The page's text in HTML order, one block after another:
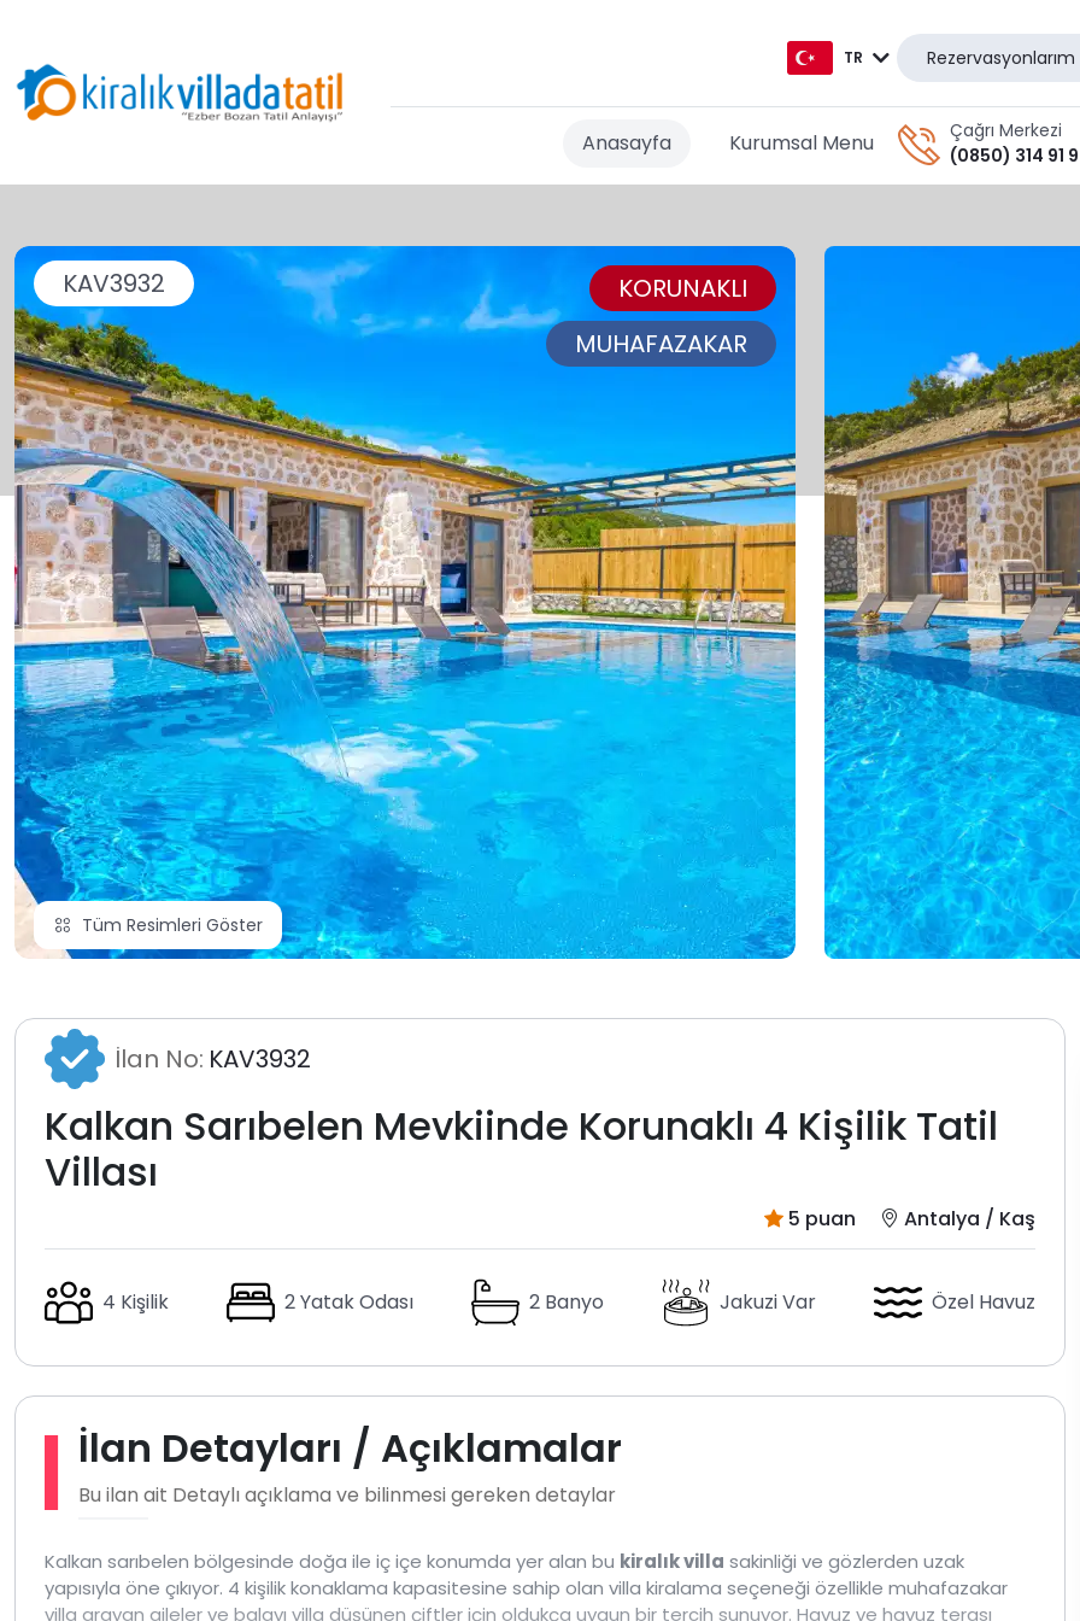
TR Rezervasyonlarım
Anasayfa Kurumsal Menu
Çağrı Merkezi
(0850) 314 91
KAV3932
KORUNAKLI
MUHAFAZAKAR
Tüm Resimleri Göster
İlan No: KAV3932
Kalkan Sarıbelen Mevkiinde Korunaklı 4 Kişilik Tatil
Villası
5 puan Antalya / Kaş
4 Kişilik 2 Yatak Odası 2 Banyo Jakuzi Var Özel Havuz
İlan Detayları / Açıklamalar
Bu ilan ait Detaylı açıklama ve bilinmesi gereken detaylar
Kalkan sarıbelen bölgesinde doğa ile iç içe konumda yer alan bu kiralık villa sakinliği ve gözlerden uzak
yapısıyla öne çıkıyor. 4 kişilik konaklama kapasitesine sahip olan villa kiralama seçeneği özellikle muhafazakar
villa arayan aileler ve balayı villa düşünen çiftler için oldukça uygun bir tercih sunuyor. Havuz ve havuz terası